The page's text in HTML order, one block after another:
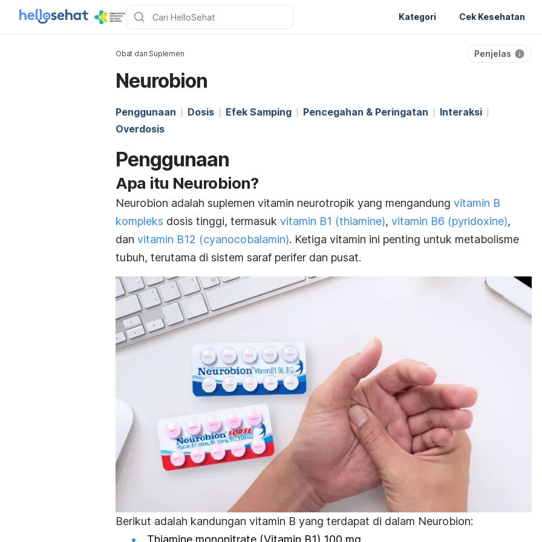
Kategori Cek Kesehatan
Obat dan Suplemen Penjelas
Neurobion
Penggunaan Dosis Efek Samping Pencegahan & Peringatan
Interaksi
Overdosis
Penggunaan
Apa itu Neurobion?
Neurobion adalah suplemen vitamin neurotropik yang mengandung vitamin B
kompleks dosis tinggi, termasuk vitamin B1 (thiamine), vitamin B6 (pyridoxine),
dan vitamin B12 (cyanocobalamin). Ketiga vitamin ini penting untuk metabolisme
tubuh, terutama di sistem saraf perifer dan pusat.
Berikut adalah kandungan vitamin B yang terdapat di dalam Neurobion:
Thiamine mononitrate (Vitamin B1) 100 mg